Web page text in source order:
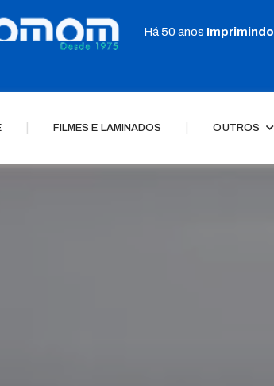
Há 50 anos Imprimindo
FILMES E LAMINADOS OUTROS